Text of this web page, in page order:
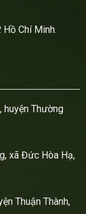
Chí Minh.
huyện Thường
xã Đức Hòa Hạ,
Thuận Thành,